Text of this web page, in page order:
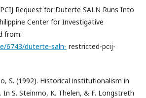
Request for Duterte SALN Runs Into
Center for Investigative
from:
6743/duterte-saln- restricted-pcij-
S. (1992). Historical institutionalism in
S. Steinmo, K. Thelen, & F. Longstreth